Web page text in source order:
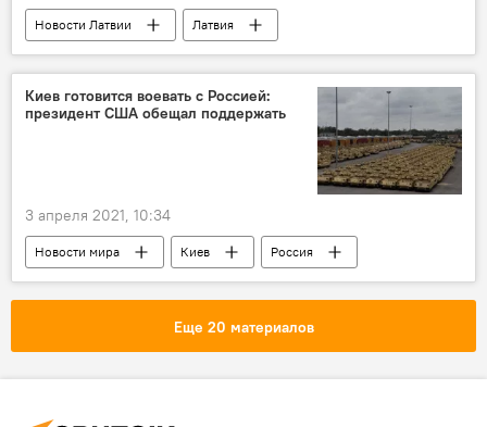
Новости Латвии
Латвия
Центр профилактики и контроля заболеваний
Киев готовится воевать с Россией:
президент США обещал поддержать
3 апреля 2021, 10:34
Новости мира Киев
Россия
США
Еще 20 материалов